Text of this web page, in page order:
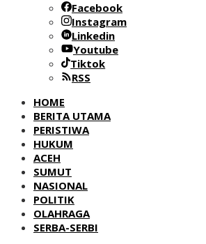
Facebook
Instagram
Linkedin
Youtube
Tiktok
RSS
HOME
BERITA UTAMA
PERISTIWA
HUKUM
ACEH
SUMUT
NASIONAL
POLITIK
OLAHRAGA
SERBA-SERBI